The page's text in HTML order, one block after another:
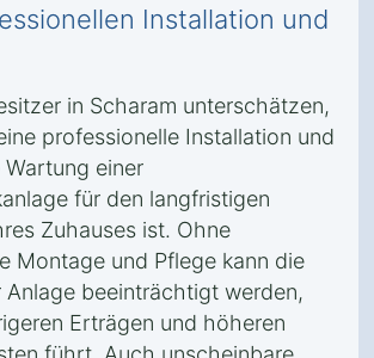
Installation und
in Scharam unterschätzen,
professionelle Installation und
einer
für den langfristigen
Zuhauses ist. Ohne
Montage und Pflege kann die
Anlage beeinträchtigt werden,
Erträgen und höheren